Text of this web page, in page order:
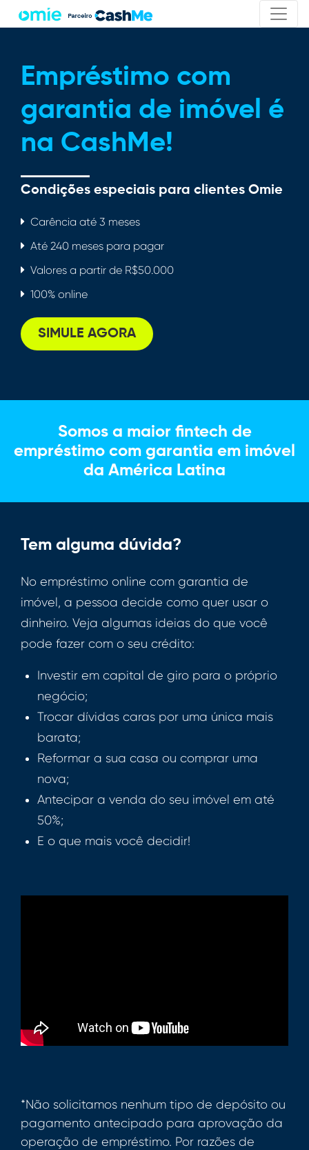
Empréstimo com
garantia de imóvel é
na CashMe!
Condições especiais para clientes Omie
Carência até 3 meses
Até 240 meses para pagar
Valores a partir de R$50.000
100% online
SIMULE AGORA
Somos a maior fintech de
empréstimo com garantia em imóvel
da América Latina
Tem alguma dúvida?
No empréstimo online com garantia de
imóvel, a pessoa decide como quer usar o
dinheiro. Veja algumas ideias do que você
pode fazer com o seu crédito:
Investir em capital de giro para o próprio
negócio;
Trocar dívidas caras por uma única mais
barata;
Reformar a sua casa ou comprar uma
nova;
Antecipar a venda do seu imóvel em até
50%;
E o que mais você decidir!
*Não solicitamos nenhum tipo de depósito ou
pagamento antecipado para aprovação da
operação de empréstimo. Por razões de